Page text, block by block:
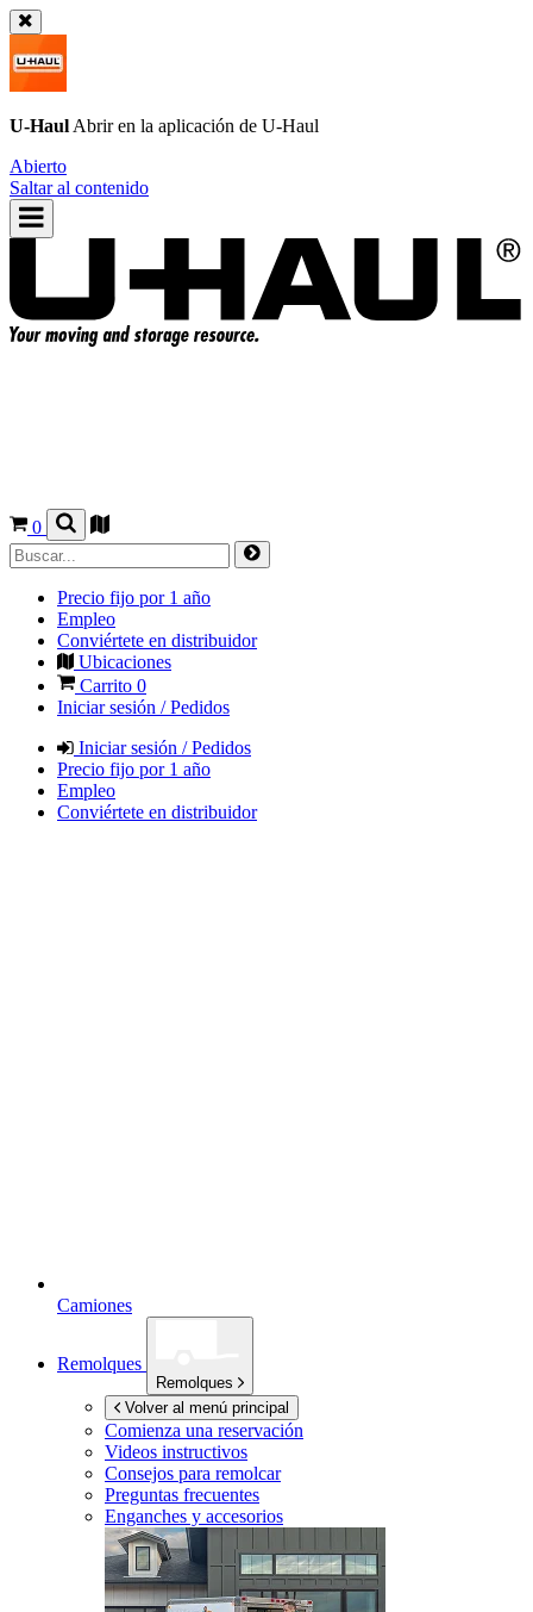
U-Haul Abrir en la aplicación de U-Haul
Abierto
Saltar al contenido
0
Precio fijo por 1 año
Empleo
Conviértete en distribuidor
Ubicaciones
Carrito 0
Iniciar sesión / Pedidos
Iniciar sesión / Pedidos
Precio fijo por 1 año
Empleo
Conviértete en distribuidor
Camiones
Remolques
Remolques
Volver al menú principal
Comienza una reservación
Videos instructivos
Consejos para remolcar
Preguntas frecuentes
Enganches y accesorios